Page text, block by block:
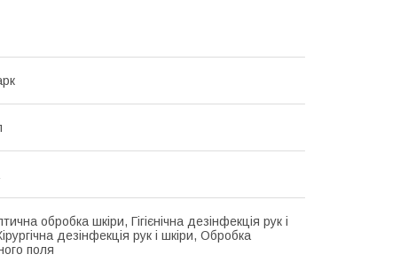
обробка шкіри, Гігієнічна дезінфекція рук і
дезінфекція рук і шкіри, Обробка
поля